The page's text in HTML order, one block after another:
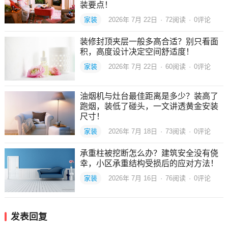
装要点！
家装 2026年 7月 22日 · 72阅读 · 0评论
装修封顶夹层一般多高合适？别只看面
积，高度设计决定空间舒适度！
家装 2026年 7月 22日 · 60阅读 · 0评论
油烟机与灶台最佳距离是多少？装高了
跑烟，装低了碰头，一文讲透黄金安装
尺寸！
家装 2026年 7月 18日 · 73阅读 · 0评论
承重柱被挖断怎么办？建筑安全没有侥
幸，小区承重结构受损后的应对方法！
家装 2026年 7月 16日 · 76阅读 · 0评论
发表回复